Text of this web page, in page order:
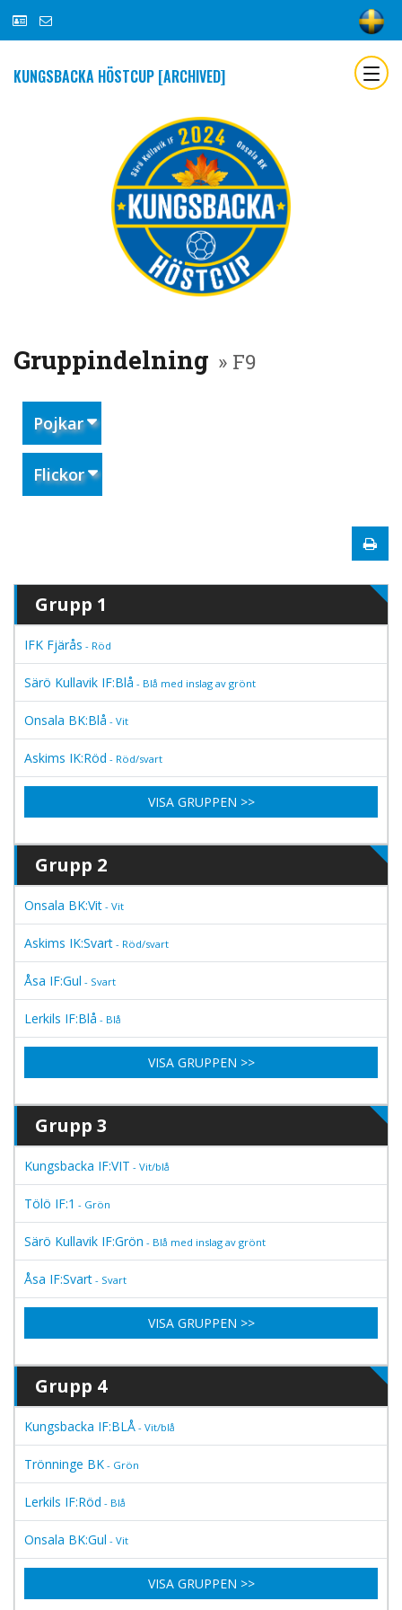
KUNGSBACKA HÖSTCUP [ARCHIVED]
Gruppindelning » F9
Pojkar
Flickor
Grupp 1
IFK Fjärås - Röd
Särö Kullavik IF:Blå - Blå med inslag av grönt
Onsala BK:Blå - Vit
Askims IK:Röd - Röd/svart
VISA GRUPPEN >>
Grupp 2
Onsala BK:Vit - Vit
Askims IK:Svart - Röd/svart
Åsa IF:Gul - Svart
Lerkils IF:Blå - Blå
VISA GRUPPEN >>
Grupp 3
Kungsbacka IF:VIT - Vit/blå
Tölö IF:1 - Grön
Särö Kullavik IF:Grön - Blå med inslag av grönt
Åsa IF:Svart - Svart
VISA GRUPPEN >>
Grupp 4
Kungsbacka IF:BLÅ - Vit/blå
Trönninge BK - Grön
Lerkils IF:Röd - Blå
Onsala BK:Gul - Vit
VISA GRUPPEN >>